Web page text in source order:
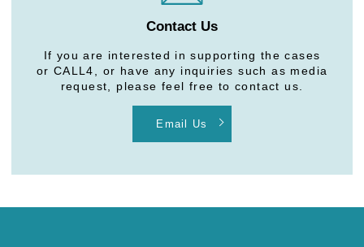
Contact Us
If you are interested in supporting the cases
or CALL4, or have any inquiries such as media
request, please feel free to contact us.
Email Us